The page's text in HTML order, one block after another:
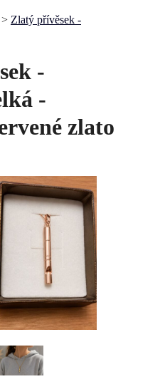
> Zlatý přívěsek -
-
-
zlato